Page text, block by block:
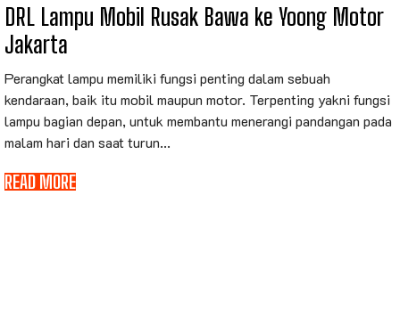
DRL Lampu Mobil Rusak Bawa ke Yoong Motor
Jakarta
Perangkat lampu memiliki fungsi penting dalam sebuah
kendaraan, baik itu mobil maupun motor. Terpenting yakni fungsi
lampu bagian depan, untuk membantu menerangi pandangan pada
malam hari dan saat turun...
READ MORE